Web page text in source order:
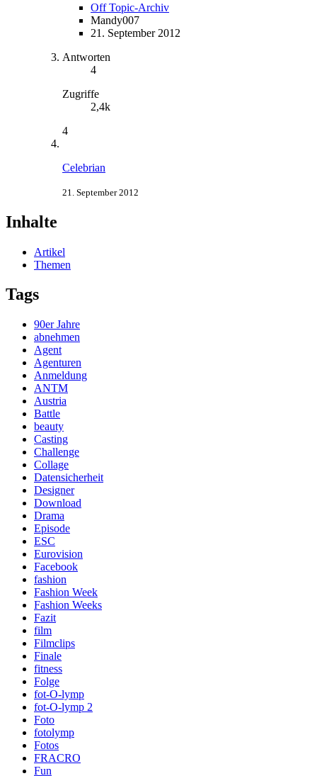
Off Topic-Archiv
Mandy007
21. September 2012
Antworten
4
Zugriffe
2,4k
4
Celebrian
21. September 2012
Inhalte
Artikel
Themen
Tags
90er Jahre
abnehmen
Agent
Agenturen
Anmeldung
ANTM
Austria
Battle
beauty
Casting
Challenge
Collage
Datensicherheit
Designer
Download
Drama
Episode
ESC
Eurovision
Facebook
fashion
Fashion Week
Fashion Weeks
Fazit
film
Filmclips
Finale
fitness
Folge
fot-O-lymp
fot-O-lymp 2
Foto
fotolymp
Fotos
FRACRO
Fun